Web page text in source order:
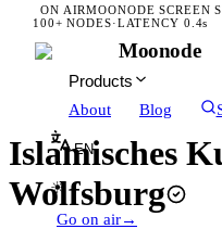
ON AIRMOONODE SCREEN
100+ NODES·LATENCY 0.4s
Moonode
Products
About
Blog
EN
☀
Go on air→
Islamisches
Wolfsburg